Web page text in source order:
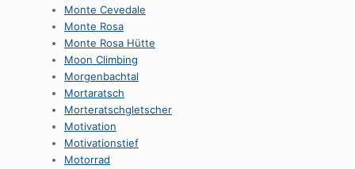
Monte Cevedale
Monte Rosa
Monte Rosa Hütte
Moon Climbing
Morgenbachtal
Mortaratsch
Morteratschgletscher
Motivation
Motivationstief
Motorrad